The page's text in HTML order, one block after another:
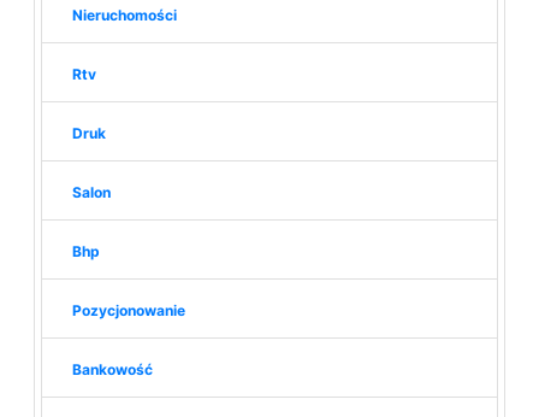
Nieruchomości
Rtv
Druk
Salon
Bhp
Pozycjonowanie
Bankowość